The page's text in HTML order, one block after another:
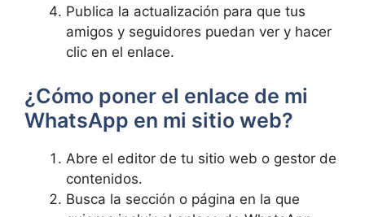
Publica la actualización para que tus
amigos y seguidores puedan ver y hacer
clic en el enlace.
¿Cómo poner el enlace de mi
WhatsApp en mi sitio web?
Abre el editor de tu sitio web o gestor de
contenidos.
Busca la sección o página en la que